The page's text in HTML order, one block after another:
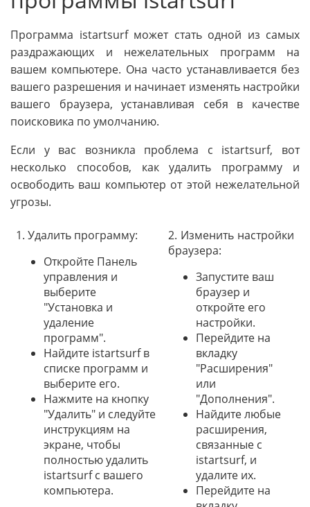
Программа istartsurf может стать одной из самых
раздражающих и нежелательных программ на
вашем компьютере. Она часто устанавливается без
вашего разрешения и начинает изменять настройки
вашего браузера, устанавливая себя в качестве
поисковика по умолчанию.
Если у вас возникла проблема с istartsurf, вот
несколько способов, как удалить программу и
освободить ваш компьютер от этой нежелательной
угрозы.
1. Удалить программу:
Откройте Панель
управления и
выберите
"Установка и
удаление
программ".
Найдите istartsurf в
списке программ и
выберите его.
Нажмите на кнопку
"Удалить" и следуйте
инструкциям на
экране, чтобы
полностью удалить
istartsurf с вашего
компьютера.
2. Изменить настройки
браузера:
Запустите ваш
браузер и
откройте его
настройки.
Перейдите на
вкладку
"Расширения"
или
"Дополнения".
Найдите любые
расширения,
связанные с
istartsurf, и
удалите их.
Перейдите на